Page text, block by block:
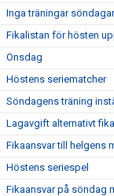
Inga träningar söndagar
Fikalistan för hösten
Onsdag
Höstens seriematcher
Söndagens träning
Lagavgift alternativt
Fikaansvar till helgens
Höstens seriespel
Fikaansvar på söndag